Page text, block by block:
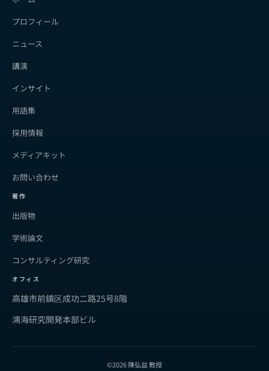
プロフィール
ニュース
講演
インサイト
用語集
採用情報
メディアキット
お問い合わせ
著作
出版物
学術論文
コンサルティング研究
オフィス
高雄市前鎮区成功二路25号8階
鴻海研究開発本部ビル
©2026 陳弘益 教授